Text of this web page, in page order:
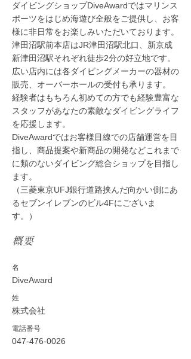
ダイビングショップDiveAwardではマリンス
ポーツをはじめ海遊び全般をご提供し、お客
様に非日常をお楽しみいただいております。
津田沼駅前本店はJR津田沼駅北口、新京成
新津田沼駅それぞれ徒歩2分の好立地です。
広い店内には各ダイビングメーカーの器材の
販売、オーバーホールの受付も承ります。
経験者はもちろん初めての方でも経験豊富な
スタッフがあなたの素敵なダイビングライフ
を応援します。
DiveAwardではお客様目線での店舗運営を目
指し、商品提案や新商品の開発などこれまで
に類のないダイビング総合ショップを目指し
ます。
（三菱東京UFJ銀行道路挟んだ向かい側にあ
るセブンイレブンのビル4Fにございま
す。）
概要
名
DiveAward
姓
株式会社
電話番号
047-476-0026